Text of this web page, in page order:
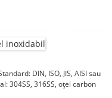
DIN, ISO, JIS, AISI sau
304SS, 316SS, oțel carbon